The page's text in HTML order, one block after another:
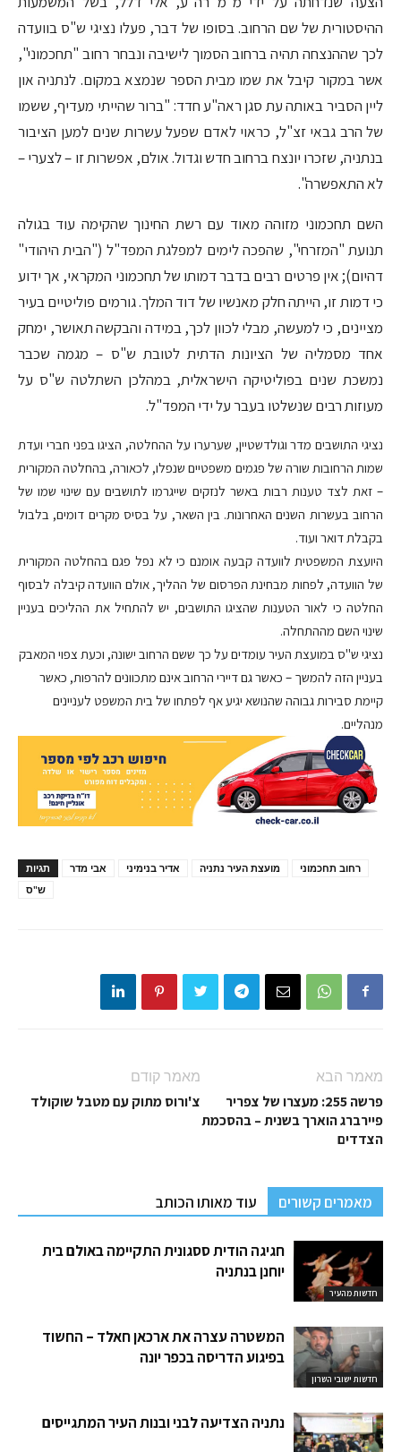
ההיסטורית של שם הרחוב. בסופו של דבר, פעלו נציגי ש"ס בוועדה
לכך שההנצחה תהיה ברחוב הסמוך לישיבה ונבחר רחוב "תחכמוני",
אשר במקור קיבל את שמו מבית הספר שנמצא במקום. לנתניה און
ליין הסביר באותה עת סגן ראה"ע חדד: "ברור שהייתי מעדיף, ששמו
של הרב גבאי זצ"ל, כראוי לאדם שפעל עשרות שנים למען הציבור
בנתניה, שזכרו יונצח ברחוב חדש וגדול. אולם, אפשרות זו – לצערי –
לא התאפשרה".
השם תחכמוני מזוהה מאוד עם רשת החינוך שהקימה עוד בגולה
תנועת "המזרחי", שהפכה לימים למפלגת המפד"ל ("הבית היהודי"
דהיום); אין פרטים רבים בדבר דמותו של תחכמוני המקראי, אך ידוע
כי דמות זו, הייתה חלק מאנשיו של דוד המלך. גורמים פוליטיים בעיר
מציינים, כי למעשה, מבלי לכוון לכך, במידה והבקשה תאושר, ימחק
אחד מסמליה של הציונות הדתית לטובת ש"ס – מגמה שכבר
נמשכת שנים בפוליטיקה הישראלית, במהלכן השתלטה ש"ס על
מעוזות רבים שנשלטו בעבר על ידי המפד"ל.
נציגי התושבים מדר וגולדשטיין, שערערו על ההחלטה, הציגו בפני חברי ועדת
שמות הרחובות שורה של פגמים משפטיים שנפלו, לכאורה, בהחלטה המקורית
– זאת לצד טענות רבות באשר לנזקים שייגרמו לתושבים עם שינוי שמו של
הרחוב בעשרות השנים האחרונות. בין השאר, על בסיס מקרים דומים, בלבול
בקבלת דואר ועוד.
היועצת המשפטית לוועדה קבעה אומנם כי לא נפל פגם בהחלטה המקורית
של הוועדה, לפחות מבחינת הפרסום של ההליך, אולם הוועדה קיבלה לבסוף
החלטה כי לאור הטענות שהציגו התושבים, יש להתחיל את ההליכים בעניין
שינוי השם מההתחלה.
נציגי ש"ס במועצת העיר עומדים על כך ששם הרחוב ישונה, וכעת צפוי המאבק
בעניין הזה להמשך – כאשר גם דיירי הרחוב אינם מתכוונים להרפות, כאשר
קיימת סבירות גבוהה שהנושא יגיע אף לפתחו של בית המשפט לעניינים
מנהליים.
תגיות אבי מדר אדיר בנימיני מועצת העיר נתניה
רחוב תחכמוני
ש"ס
מאמר קודם
צ'ורוס מתוק עם מטבל שוקולד
מאמר הבא
פרשה 255: מעצרו של צפריר
פיירברג הוארך בשנית – בהסכמת
הצדדים
מאמרים קשורים עוד מאותו הכותב
חדשות מהעיר
חגיגה הודית ססגונית התקיימה באולם בית
יוחנן בנתניה
חדשות ישובי השרון
המשטרה עצרה את ארכאן חאלד – החשוד
בפיגוע הדריסה בכפר יונה
נתניה הצדיעה לבני ובנות העיר המתגייסים